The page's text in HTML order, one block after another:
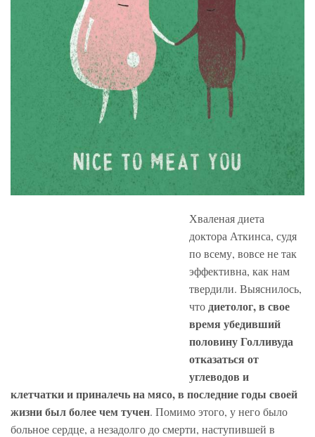
Хваленая диета
доктора Аткинса, судя
по всему, вовсе не так
эффективна, как нам
твердили. Выяснилось,
чтодиетолог, в свое
время убедивший
половину Голливуда
отказаться от
углеводов и
клетчатки и приналечь на мясо, в последние годы своей
жизни был более чем тучен. Помимо этого, у него было
больное сердце, а незадолго до смерти, наступившей в